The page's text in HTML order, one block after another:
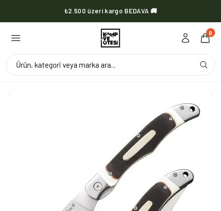
₺2.500 üzeri kargo BEDAVA 🚚
KVOX ürünlerinde kargo her zaman bedava 🔥
0
Ürün, kategori veya marka ara...